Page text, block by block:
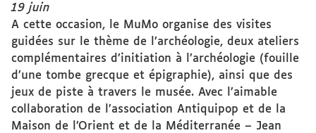
19 juin
A cette occasion, le MuMo organise des visites
guidées sur le thème de l’archéologie, deux ateliers
complémentaires d’initiation à l’archéologie (fouille
d’une tombe grecque et épigraphie), ainsi que des
jeux de piste à travers le musée. Avec l’aimable
collaboration de l’association Antiquipop et de la
Maison de l’Orient et de la Méditerranée – Jean